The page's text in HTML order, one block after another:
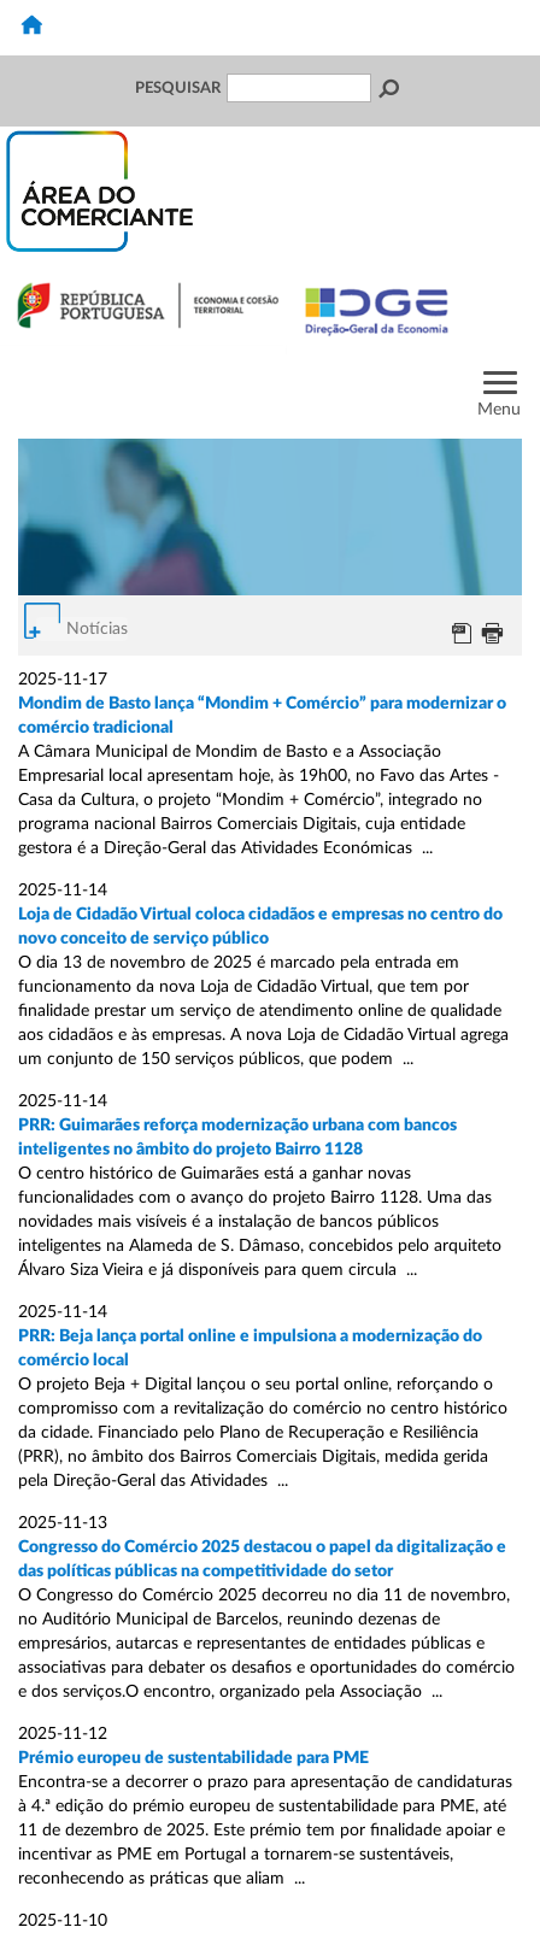
PESQUISAR
Menu
Notícias
2025-11-17
Mondim de Basto lança “Mondim + Comércio” para modernizar o
comércio tradicional
A Câmara Municipal de Mondim de Basto e a Associação
Empresarial local apresentam hoje, às 19h00, no Favo das Artes -
Casa da Cultura, o projeto “Mondim + Comércio”, integrado no
programa nacional Bairros Comerciais Digitais, cuja entidade
gestora é a Direção-Geral das Atividades Económicas ...
2025-11-14
Loja de Cidadão Virtual coloca cidadãos e empresas no centro do
novo conceito de serviço público
O dia 13 de novembro de 2025 é marcado pela entrada em
funcionamento da nova Loja de Cidadão Virtual, que tem por
finalidade prestar um serviço de atendimento online de qualidade
aos cidadãos e às empresas. A nova Loja de Cidadão Virtual agrega
um conjunto de 150 serviços públicos, que podem ...
2025-11-14
PRR: Guimarães reforça modernização urbana com bancos
inteligentes no âmbito do projeto Bairro 1128
O centro histórico de Guimarães está a ganhar novas
funcionalidades com o avanço do projeto Bairro 1128. Uma das
novidades mais visíveis é a instalação de bancos públicos
inteligentes na Alameda de S. Dâmaso, concebidos pelo arquiteto
Álvaro Siza Vieira e já disponíveis para quem circula ...
2025-11-14
PRR: Beja lança portal online e impulsiona a modernização do
comércio local
O projeto Beja + Digital lançou o seu portal online, reforçando o
compromisso com a revitalização do comércio no centro histórico
da cidade. Financiado pelo Plano de Recuperação e Resiliência
(PRR), no âmbito dos Bairros Comerciais Digitais, medida gerida
pela Direção-Geral das Atividades ...
2025-11-13
Congresso do Comércio 2025 destacou o papel da digitalização e
das políticas públicas na competitividade do setor
O Congresso do Comércio 2025 decorreu no dia 11 de novembro,
no Auditório Municipal de Barcelos, reunindo dezenas de
empresários, autarcas e representantes de entidades públicas e
associativas para debater os desafios e oportunidades do comércio
e dos serviços.O encontro, organizado pela Associação ...
2025-11-12
Prémio europeu de sustentabilidade para PME
Encontra-se a decorrer o prazo para apresentação de candidaturas
à 4.ª edição do prémio europeu de sustentabilidade para PME, até
11 de dezembro de 2025. Este prémio tem por finalidade apoiar e
incentivar as PME em Portugal a tornarem-se sustentáveis,
reconhecendo as práticas que aliam ...
2025-11-10